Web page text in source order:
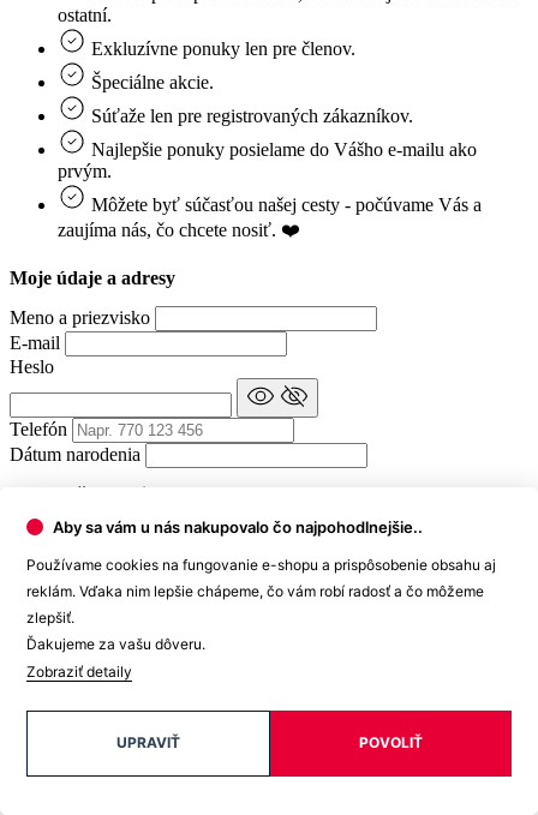
ostatní.
Exkluzívne ponuky len pre členov.
Špeciálne akcie.
Súťaže len pre registrovaných zákazníkov.
Najlepšie ponuky posielame do Vášho e-mailu ako
prvým.
Môžete byť súčasťou našej cesty - počúvame Vás a
zaujíma nás, čo chcete nosiť. ❤️
Moje údaje a adresy
Meno a priezvisko
E-mail
Heslo
Telefón
Dátum narodenia
Fakturačné údaje
Štát
Slovensko
Slovensko
Nemecko
Rakúsko
Meno a priezvisko (názov firmy)
Ulica a číslo popisné
Aby sa vám u nás nakupovalo čo najpohodlnejšie..
Používame cookies na fungovanie e-shopu a prispôsobenie obsahu aj
reklám. Vďaka nim lepšie chápeme, čo vám robí radosť a čo môžeme
zlepšiť.
Ďakujeme za vašu dôveru.
Zobraziť detaily
POVOLIŤ
UPRAVIŤ